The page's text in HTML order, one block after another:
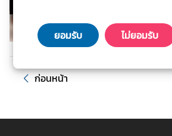
าก่อนหน้า
ยอมรับ ไม่ยอมรับ